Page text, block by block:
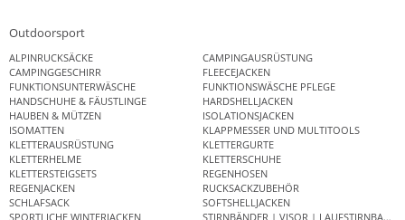
Outdoorsport
ALPINRUCKSÄCKE
CAMPINGAUSRÜSTUNG
CAMPINGGESCHIRR
FLEECEJACKEN
FUNKTIONSUNTERWÄSCHE
FUNKTIONSWÄSCHE PFLEGE
HANDSCHUHE & FÄUSTLINGE
HARDSHELLJACKEN
HAUBEN & MÜTZEN
ISOLATIONSJACKEN
ISOMATTEN
KLAPPMESSER UND MULTITOOLS
KLETTERAUSRÜSTUNG
KLETTERGURTE
KLETTERHELME
KLETTERSCHUHE
KLETTERSTEIGSETS
REGENHOSEN
REGENJACKEN
RUCKSACKZUBEHÖR
SCHLAFSACK
SOFTSHELLJACKEN
SPORTLICHE WINTERJACKEN
STIRNBÄNDER | VISOR | LAUFSTIRNBAND